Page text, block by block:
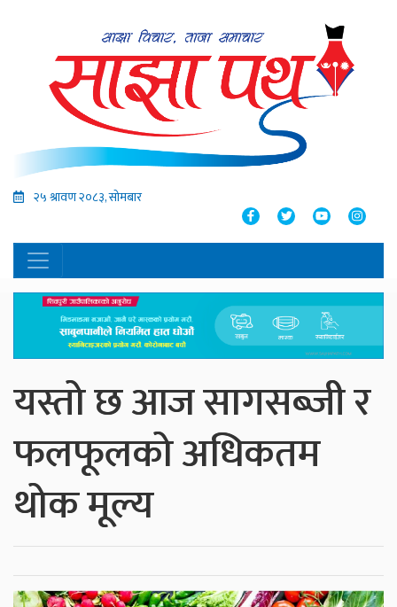
२५ श्रावण २०८३, सोमबार
यस्तो छ आज सागसब्जी र
फलफूलको अधिकतम
थोक मूल्य